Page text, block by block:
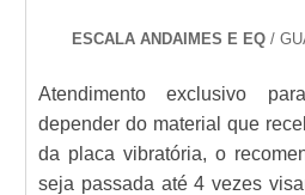
ESCALA ANDAIMES E EQ/
Atendimento exclusivo
depender do material que
da placa vibratória, o
seja passada até 4 vezes